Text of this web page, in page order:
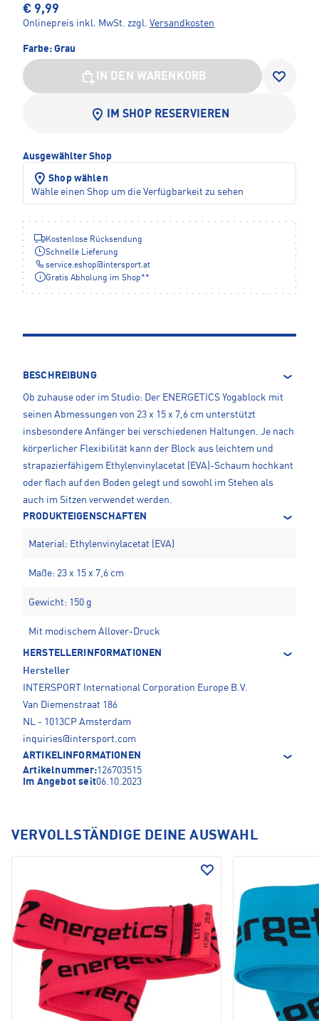
€ 9,99
Onlinepreis inkl. MwSt. zzgl. Versandkosten
Farbe: Grau
IN DEN WARENKORB
IM SHOP RESERVIEREN
Ausgewählter Shop
Shop wählen
Wähle einen Shop um die Verfügbarkeit zu sehen
Kostenlose Rücksendung
Schnelle Lieferung
service.eshop@intersport.at
Gratis Abholung im Shop**
BESCHREIBUNG
Ob zuhause oder im Studio: Der ENERGETICS Yogablock mit
seinen Abmessungen von 23 x 15 x 7,6 cm unterstützt
insbesondere Anfänger bei verschiedenen Haltungen. Je nach
körperlicher Flexibilität kann der Block aus leichtem und
strapazierfähigem Ethylenvinylacetat (EVA)-Schaum hochkant
oder flach auf den Boden gelegt und sowohl im Stehen als
auch im Sitzen verwendet werden.
PRODUKTEIGENSCHAFTEN
Material: Ethylenvinylacetat (EVA)
Maße: 23 x 15 x 7,6 cm
Gewicht: 150 g
Mit modischem Allover-Druck
HERSTELLERINFORMATIONEN
Hersteller
INTERSPORT International Corporation Europe B.V.
Van Diemenstraat 186
NL - 1013CP Amsterdam
inquiries@intersport.com
ARTIKELINFORMATIONEN
Artikelnummer:126703515
Im Angebot seit06.10.2023
VERVOLLSTÄNDIGE DEINE AUSWAHL